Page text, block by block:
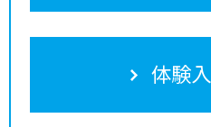
体験